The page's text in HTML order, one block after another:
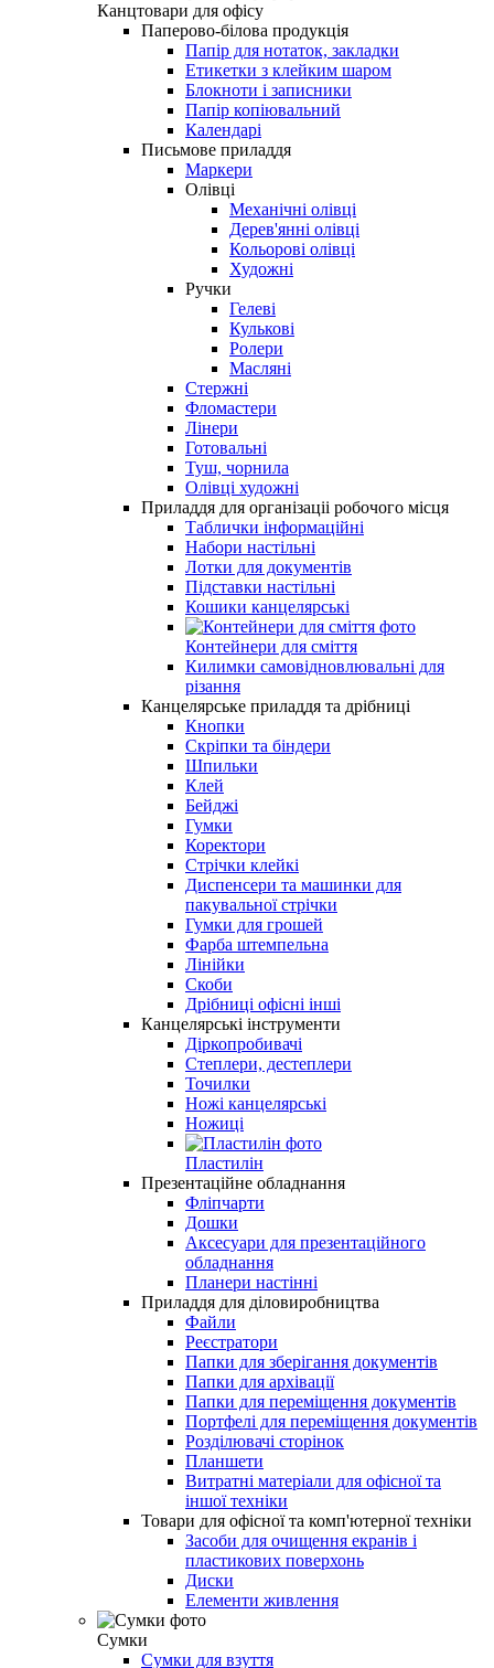
Канцтовари для офісу
Паперово-білова продукція
Папір для нотаток, закладки
Етикетки з клейким шаром
Блокноти і записники
Папір копіювальний
Календарі
Письмове приладдя
Маркери
Олівці
Механічні олівці
Дерев'янні олівці
Кольорові олівці
Художні
Ручки
Гелеві
Кулькові
Ролери
Масляні
Стержні
Фломастери
Лінери
Готовальні
Туш, чорнила
Олівці художні
Приладдя для організаціі робочого місця
Таблички інформаційні
Набори настільні
Лотки для документів
Підставки настільні
Кошики канцелярські
Контейнери для сміття
Килимки самовідновлювальні для
різання
Канцелярське приладдя та дрібниці
Кнопки
Скріпки та біндери
Шпильки
Клей
Бейджі
Гумки
Коректори
Стрічки клейкі
Диспенсери та машинки для
пакувальної стрічки
Гумки для грошей
Фарба штемпельна
Лінійки
Скоби
Дрібниці офісні інші
Канцелярські інструменти
Діркопробивачі
Степлери, дестеплери
Точилки
Ножі канцелярські
Ножиці
Пластилін
Презентаційне обладнання
Фліпчарти
Дошки
Аксесуари для презентаційного
обладнання
Планери настінні
Приладдя для діловиробництва
Файли
Реєстратори
Папки для зберігання документів
Папки для архівації
Папки для переміщення документів
Портфелі для переміщення документів
Розділювачі сторінок
Планшети
Витратні матеріали для офісної та
іншої техніки
Товари для офісної та комп'ютерної техніки
Засоби для очищення екранів і
пластикових поверхонь
Диски
Елементи живлення
Сумки
Сумки для взуття